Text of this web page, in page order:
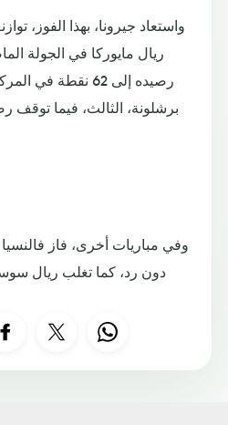
واستعاد جيرونا، بهذا الفوز،
ريال مايوركا في الجولة
رصيده إلى 62 نقطة
برشلونة، الثالث، فيما توقف
وفي مباريات أخرى، فاز
دون رد، كما تغلب ريال